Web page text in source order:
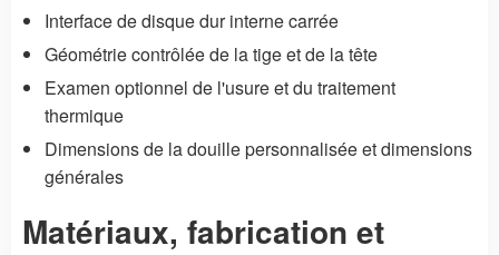
Interface de disque dur interne carrée
Géométrie contrôlée de la tige et de la tête
Examen optionnel de l'usure et du traitement
thermique
Dimensions de la douille personnalisée et dimensions
générales
Matériaux, fabrication et